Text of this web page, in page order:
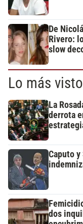
De
Rivero:
slow
Lo más
La
derrota
Caputo
dos